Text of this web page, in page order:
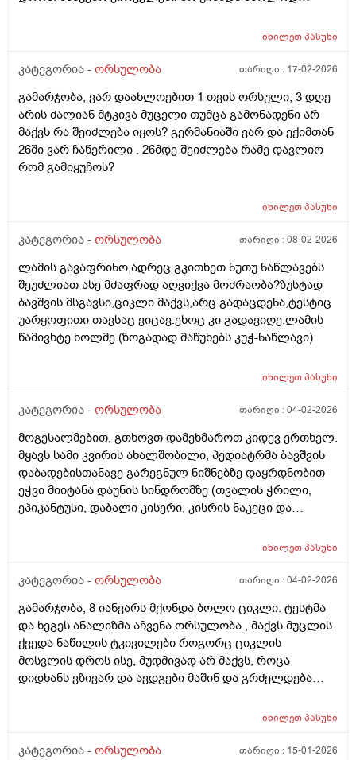
მიუხედავად? თუ არ შეწუხდებით, დეტალურად რომ
მადლობა!
იხილეთპასუხი
კატეგორია - ორსულობა თარიღი : 17-02-2026
გამარჯობა, ვარ დაახლოებით 1 თვის ორსული, 3 დღე
არის ძალიან მტკივა მუცელი თუმცა გამონადენი არ
მაქვს რა შეიძლება იყოს? გერმანიაში ვარ და ექიმთან
26ში ვარ ჩაწერილი . 26მდე შეიძლება რამე დავლიო
რომ გამიყუჩოს?
იხილეთპასუხი
კატეგორია - ორსულობა თარიღი :08-02-2026
ლამის გავაფრინო,ადრეც გკითხეთ ნუთუ ნაწლავებს
შეუძლიათ ასე მძაფრად აღვიქვა მოძრაობა?ზუსტად
ბავშვის მსგავსი,ციკლი მაქვს,არც გადაცდენა,ტესტიც
უარყოფითი თავსაც ვიცავ.ეხოც კი გადავიღე.ლამის
წამივხტე ხოლმე.(ზოგადად მაწუხებს კუჭ-ნაწლავი)
იხილეთპასუხი
კატეგორია - ორსულობა თარიღი :04-02-2026
მოგესალმებით, გთხოვთ დამეხმაროთ კიდევ ერთხელ.
მყავს სამი კვირის ახალშობილი, პედიატრმა ბავშვის
დაბადებისთანავე გარეგნულ ნიშნებზე დაყრდნობით
ეჭვი მიიტანა დაუნის სინდრომზე (თვალის ჭრილი,
ეპიკანტუსი, დაბალი კისერი, კისრის ნაკეცი და
აღმოაჩნდა გულის მანკი, ასევე სმენის პრობლემა და
მირჩიოთ ჯერ გენეტიკოსის კონსულტაცია მჭირდება
იხილეთპასუხი
კატეგორია - ორსულობა თარიღი :04-02-2026
გამარჯობა, 8 იანვარს მქონდა ბოლო ციკლი. ტესტმა
და ხეგეს ანალიზმა აჩვენა ორსულობა , მაქვს მუცლის
ქვედა ნაწილის ტკივილები როგორც ციკლის
მოსვლის დროს ისე, მუდმივად არ მაქვს, როცა
დიდხანს ვზივარ და ავდგები მაშინ და გრძელდება
რომ ვწევარ მაშინ მტკივა იგივე ხანგრძლივობიფ
რაც ასე ვარ.
იხილეთპასუხი
კატეგორია - ორსულობა თარიღი : 15-01-2026